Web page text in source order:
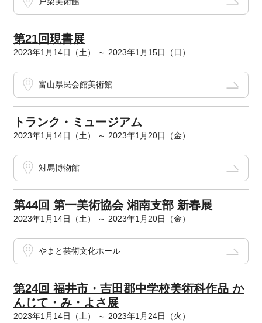
第21回現書展
2023年1月14日（土） ～ 2023年1月15日（日）
富山県民会館美術館
トランク・ミュージアム
2023年1月14日（土） ～ 2023年1月20日（金）
対馬博物館
第44回 第一美術協会 湘南支部 新春展
2023年1月14日（土） ～ 2023年1月20日（金）
やまと芸術文化ホール
第24回 福井市・吉田郡中学校美術科作品 か
んじて・み・よさ展
2023年1月14日（土） ～ 2023年1月24日（火）